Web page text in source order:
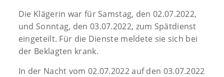
Die Klägerin war für Samstag, den 02.07.2022,
und Sonntag, den 03.07.2022, zum Spätdienst
eingeteilt. Für die Dienste meldete sie sich bei
der Beklagten krank.
In der Nacht vom 02.07.2022 auf den 03.07.2022